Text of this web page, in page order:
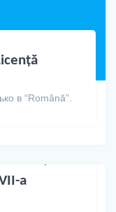
в “Română”.
a